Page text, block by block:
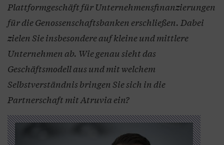
Plattformgeschäft für Unternehmensfinanzierungen
für die Genossenschaftsbanken erschließen. Dabei
zielen Sie insbesondere auf kleine und mittlere
Unternehmen ab. Wie genau sieht das
Geschäftsmodell aus und mit welchem
Selbstverständnis bringen Sie sich in die
Partnerschaft mit Atruvia ein?